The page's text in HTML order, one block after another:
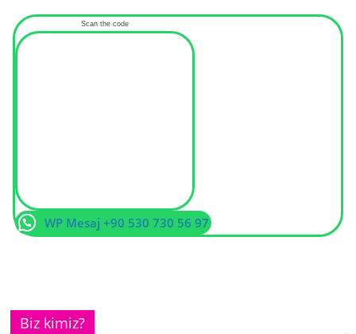
Scan the code
WP Mesaj +90 530 730 56 97
Biz kimiz?